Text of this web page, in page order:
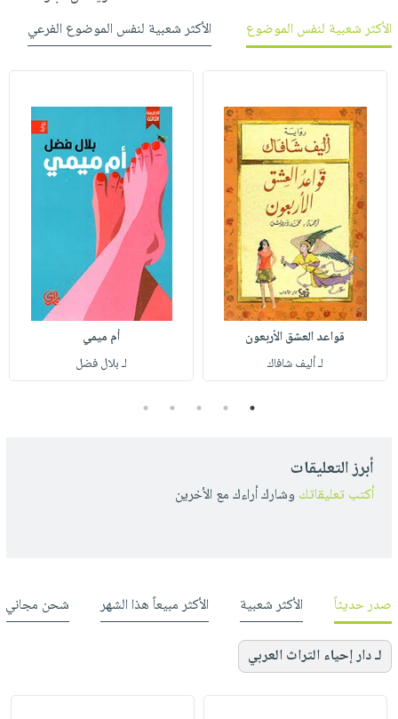
الأكثر شعبية لنفس الموضوع
الأكثر شعبية لنفس الموضوع الفرعي
قواعد العشق الأربعون
لـ أليف شافاك
أم ميمي
لـ بلال فضل
1
2
3
4
5
أبرز التعليقات
أكتب تعليقاتك وشارك أراءك مع الأخرين
صدر حديثاً الأكثر شعبية الأكثر مبيعاً هذا الشهر شحن مجاني
لـ دار إحياء التراث العربي